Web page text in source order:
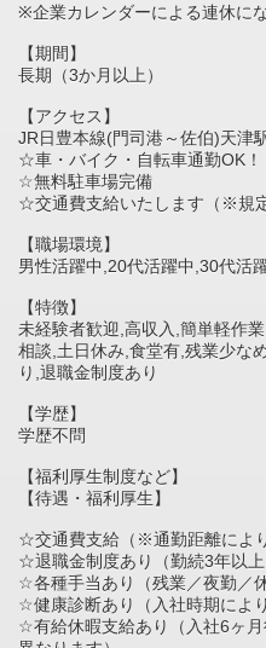
※企業カレンダーによる連休に
【期間】
長期（3か月以上）
【アクセス】
JR日豊本線(門司港～佐伯)天津
☆車・バイク・自転車通勤OK！
☆無料駐車場完備
☆交通費支給いたします（※規定
【職場環境】
男性活躍中,20代活躍中,30代活
【特徴】
未経験者歓迎,高収入,簡単軽作
相談,土日休み,食堂有,残業少な
り,退職金制度あり
【学歴】
学歴不問
【福利厚生制度など】
【待遇・福利厚生】
☆交通費支給（※通勤距離によ
☆退職金制度あり（勤続3年以上
☆各種手当あり（残業／夜勤／
☆健康診断あり（入社時期によ
☆有給休暇支給あり（入社6ヶ